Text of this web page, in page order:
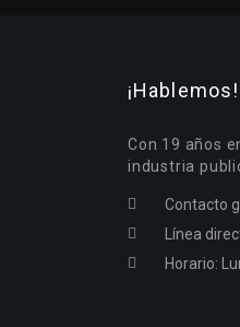
¡Hablemos!
Con 19 años
industria
Contacto
Línea
Horario: